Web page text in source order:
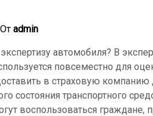
admin
автомобиля? В
повсеместно для
в страховую компанию
состояния транспортного
воспользоваться